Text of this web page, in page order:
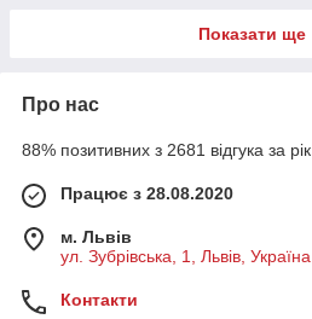
Показати ще
Про нас
88% позитивних з 2681 відгука за рік
Працює з 28.08.2020
м. Львів
ул. Зубрівська, 1, Львів, Україна
Контакти